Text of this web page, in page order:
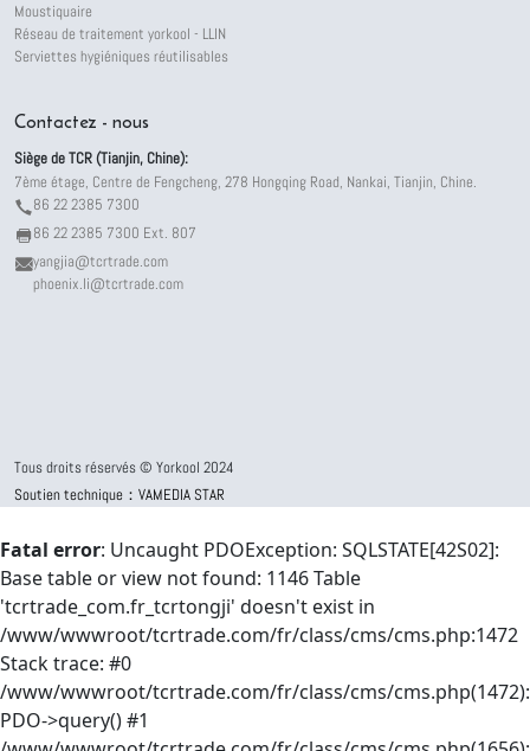
Moustiquaire
Réseau de traitement yorkool - LLIN
Serviettes hygiéniques réutilisables
Contactez - nous
Siège de TCR (Tianjin, Chine):
7ème étage, Centre de Fengcheng, 278 Hongqing Road, Nankai, Tianjin, Chine.
86 22 2385 7300
86 22 2385 7300 Ext. 807
yangjia@tcrtrade.com
phoenix.li@tcrtrade.com
Tous droits réservés © Yorkool 2024
Soutien technique：VAMEDIA STAR
Fatal error: Uncaught PDOException: SQLSTATE[42S02]:
Base table or view not found: 1146 Table
'tcrtrade_com.fr_tcrtongji' doesn't exist in
/www/wwwroot/tcrtrade.com/fr/class/cms/cms.php:1472
Stack trace: #0
/www/wwwroot/tcrtrade.com/fr/class/cms/cms.php(1472):
PDO->query() #1